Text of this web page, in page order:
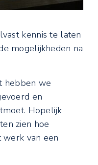
kennis te laten
mogelijkheden na
hebben we
en
Hopelijk
zien hoe
werk van een